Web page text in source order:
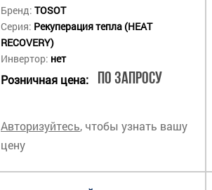
Бренд: TOSOT
Серия: Рекуперация тепла (HEAT
RECOVERY)
Инвертор: нет
Розничная цена: По запросу
Авторизуйтесь, чтобы узнать вашу
цену